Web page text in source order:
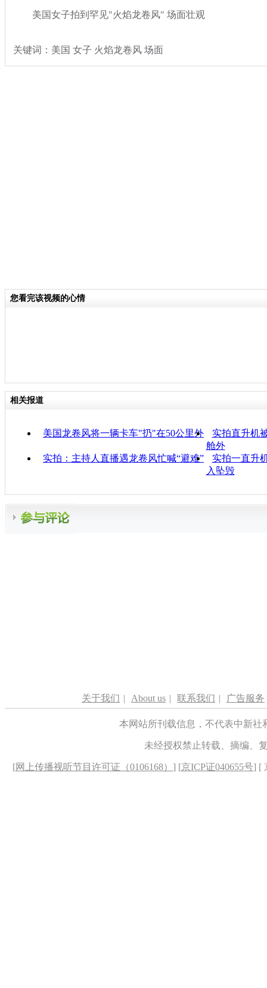
美国女子拍到罕见"火焰龙卷风" 场面壮观
关键词：美国 女子 火焰龙卷风 场面
您看完该视频的心情
相关报道
美国龙卷风将一辆卡车"扔"在50公里外
实拍直升机
舱外
实拍：主持人直播遇龙卷风忙喊“避难”
实拍一直升
入坠毁
关于我们 | About us | 联系我们 | 广告服务
本网站所刊载信息，不代表中新
未经授权禁止转载、摘编、
[网上传播视听节目许可证（0106168） ] [京ICP证040655号] [